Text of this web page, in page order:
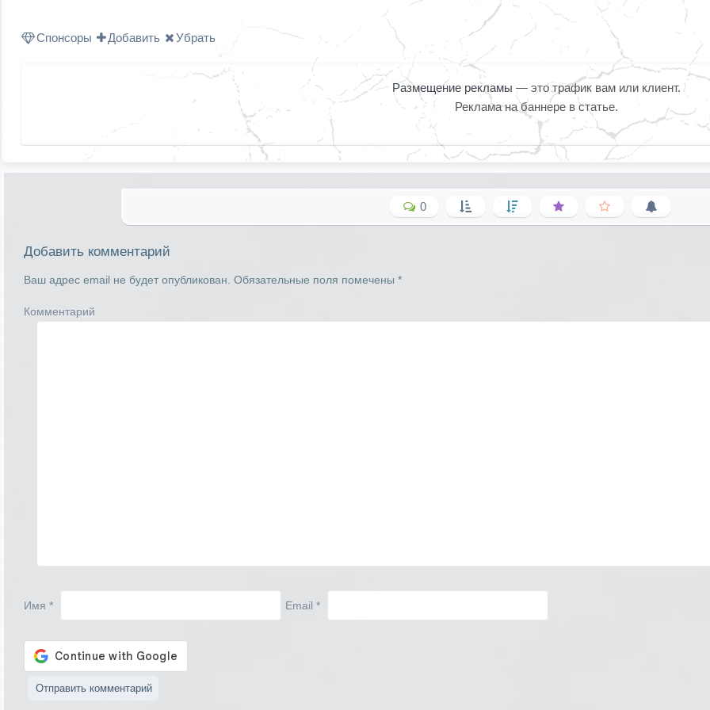
Спонсоры Добавить Убрать
Размещение рекламы — это трафик вам или клиент.
Реклама на баннере в статье.
0
Добавить комментарий
Ваш адрес email не будет опубликован. Обязательные поля помечены *
Комментарий
Имя * Email *